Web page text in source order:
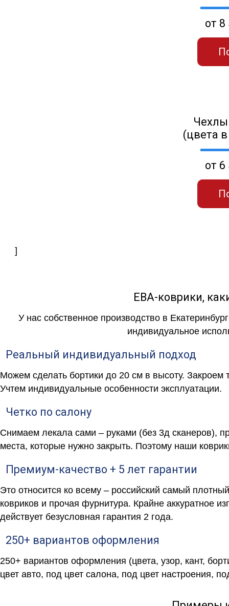
от 8
(цвета
от 6
]
ЕВА-коврики,
У нас собственное производство в
индивидуальное
Реальный индивидуальный подход
Можем сделать бортики до 20 см в высоту.
Учтем индивидуальные особенности эксплуатации.
Четко по салону
Снимаем лекала сами – руками (без 3д сканеров),
места, которые нужно закрыть. Поэтому наши
Премиум-качество + 5 лет гарантии
Это относится ко всему – российский самый
ковриков и прочая фурнитура. Крайне аккуратное
действует безусловная гарантия 2 года.
250+ вариантов оформления
250+ вариантов оформления (цвета, узор, кант,
цвет авто, под цвет салона, под цвет настроения,